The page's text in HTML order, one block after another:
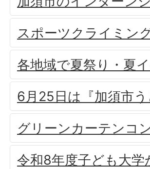
スポーツクライミン
各地域で夏祭り・夏
6月25日は『加須市う
グリーンカーテンコ
令和8年度子ども大学